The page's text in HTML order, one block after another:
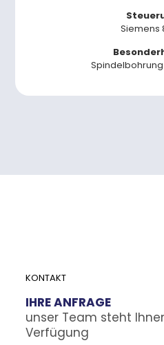
Siemens
KONTAKT
IHRE ANFRAGE
unser Team steht
Verfügung